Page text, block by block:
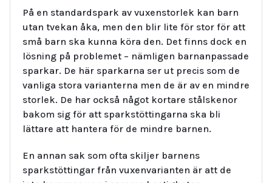
På en standardspark av vuxenstorlek kan barn
utan tvekan åka, men den blir lite för stor för att
små barn ska kunna köra den. Det finns dock en
lösning på problemet – nämligen barnanpassade
sparkar. De här sparkarna ser ut precis som de
vanliga stora varianterna men de är av en mindre
storlek. De har också något kortare stålskenor
bakom sig för att sparkstöttingarna ska bli
lättare att hantera för de mindre barnen.
En annan sak som ofta skiljer barnens
sparkstöttingar från vuxenvarianten är att de